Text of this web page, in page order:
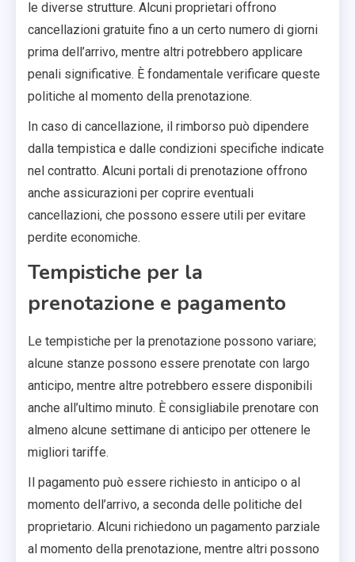
le diverse strutture. Alcuni proprietari offrono
cancellazioni gratuite fino a un certo numero di giorni
prima dell’arrivo, mentre altri potrebbero applicare
penali significative. È fondamentale verificare queste
politiche al momento della prenotazione.
In caso di cancellazione, il rimborso può dipendere
dalla tempistica e dalle condizioni specifiche indicate
nel contratto. Alcuni portali di prenotazione offrono
anche assicurazioni per coprire eventuali
cancellazioni, che possono essere utili per evitare
perdite economiche.
Tempistiche per la
prenotazione e pagamento
Le tempistiche per la prenotazione possono variare;
alcune stanze possono essere prenotate con largo
anticipo, mentre altre potrebbero essere disponibili
anche all’ultimo minuto. È consigliabile prenotare con
almeno alcune settimane di anticipo per ottenere le
migliori tariffe.
Il pagamento può essere richiesto in anticipo o al
momento dell’arrivo, a seconda delle politiche del
proprietario. Alcuni richiedono un pagamento parziale
al momento della prenotazione, mentre altri possono